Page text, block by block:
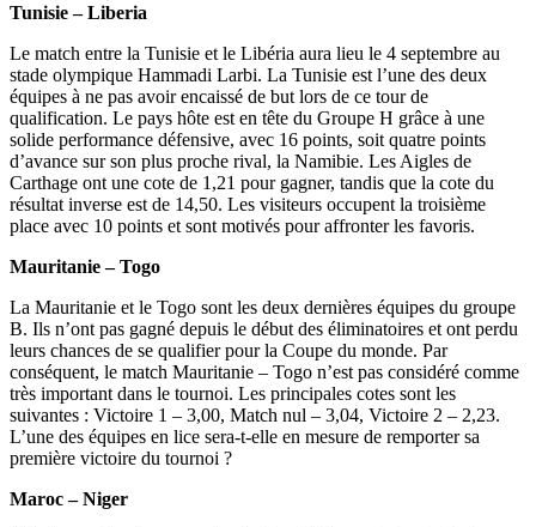
Tunisie – Liberia
Le match entre la Tunisie et le Libéria aura lieu le 4 septembre au
stade olympique Hammadi Larbi. La Tunisie est l’une des deux
équipes à ne pas avoir encaissé de but lors de ce tour de
qualification. Le pays hôte est en tête du Groupe H grâce à une
solide performance défensive, avec 16 points, soit quatre points
d’avance sur son plus proche rival, la Namibie. Les Aigles de
Carthage ont une cote de 1,21 pour gagner, tandis que la cote du
résultat inverse est de 14,50. Les visiteurs occupent la troisième
place avec 10 points et sont motivés pour affronter les favoris.
Mauritanie – Togo
La Mauritanie et le Togo sont les deux dernières équipes du groupe
B. Ils n’ont pas gagné depuis le début des éliminatoires et ont perdu
leurs chances de se qualifier pour la Coupe du monde. Par
conséquent, le match Mauritanie – Togo n’est pas considéré comme
très important dans le tournoi. Les principales cotes sont les
suivantes : Victoire 1 – 3,00, Match nul – 3,04, Victoire 2 – 2,23.
L’une des équipes en lice sera-t-elle en mesure de remporter sa
première victoire du tournoi ?
Maroc – Niger